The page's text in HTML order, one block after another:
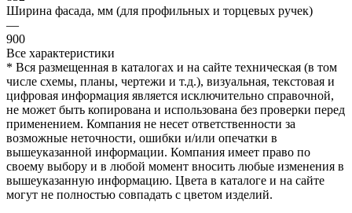
Ширина фасада, мм (для профильных и торцевых ручек)
—
900
Все характеристики
* Вся размещенная в каталогах и на сайте техническая (в том
числе схемы, планы, чертежи и т.д.), визуальная, текстовая и
цифровая информация является исключительно справочной,
не может быть копирована и использована без проверки перед
применением. Компания не несет ответственности за
возможные неточности, ошибки и/или опечатки в
вышеуказанной информации. Компания имеет право по
своему выбору и в любой момент вносить любые изменения в
вышеуказанную информацию. Цвета в каталоге и на сайте
могут не полностью совпадать с цветом изделий.